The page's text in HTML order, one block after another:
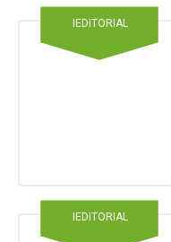
IEDITORIAL
IEDITORIAL